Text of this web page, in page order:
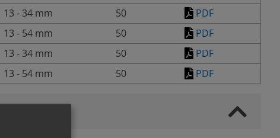
13 - 34 mm 50
PDF
13 - 54 mm 50
PDF
13 - 34 mm 50
PDF
13 - 54 mm 50 PDF